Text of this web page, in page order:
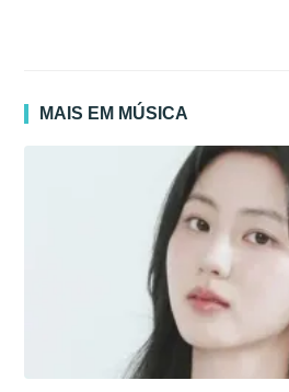
MAIS EM MÚSICA